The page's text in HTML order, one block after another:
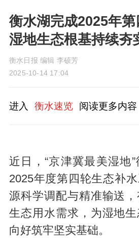
衡水湖完成2025年
湿地生态根基持续夯
衡水日报 编辑 李硕芳
2025-10-14 17:04
进入 衡水速览 阅读更多内容
近日，“京津冀最美湿地
2025年度第四轮生态补
源科学调配与精准输送
生态用水需求，为湿地
向好筑牢坚实基础。